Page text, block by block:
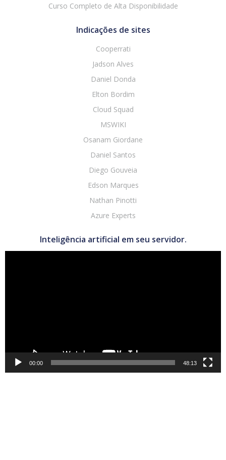
Curso Completo de Alta Disponibilidade
Indicações de sites
Cooperrati
Jadson Alves
Daniel Donda
Elton Bordim
Cloud Squad
MSWIKI
Osanam Giordane
Daniel Santos
Diego Gouveia
Edson Marques
Nathan Pinotti
Azure Experts
Inteligência artificial em seu servidor.
00:00 48:13